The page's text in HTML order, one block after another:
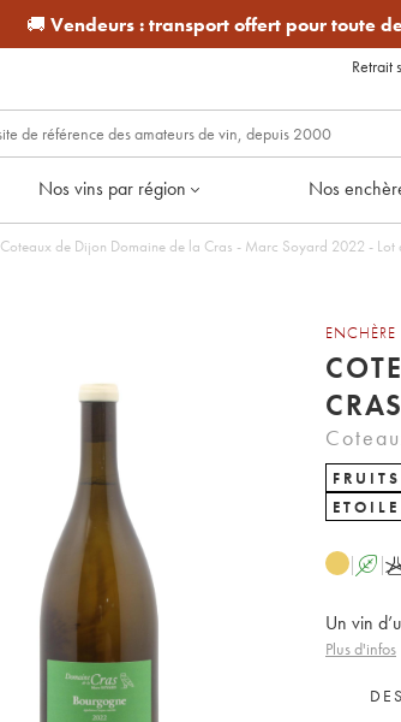
🚚 Vendeurs :transport offert pour toute
Retrait
Nos vins par région Nos
Coteaux de Dijon Domaine de la Cras - Marc Soyard 2022 - Lot
ENCHÈRE
A
Un vin
Plus d'infos